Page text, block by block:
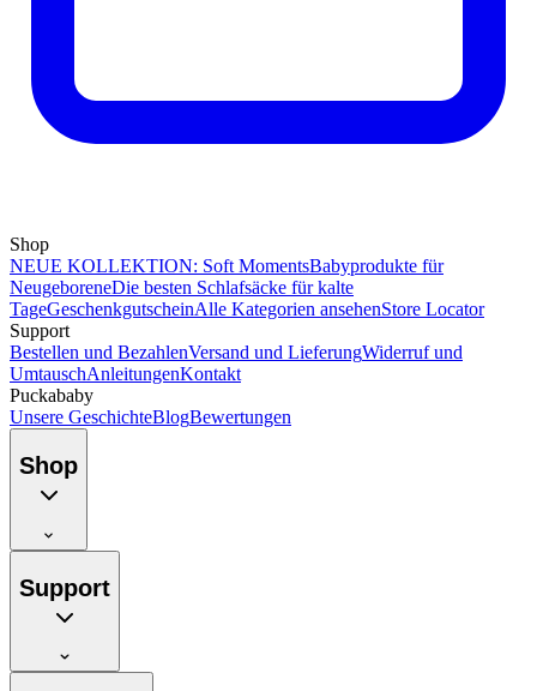
Shop
NEUE KOLLEKTION: Soft MomentsBabyprodukte für
NeugeboreneDie besten Schlafsäcke für kalte
TageGeschenkgutscheinAlle Kategorien ansehenStore Locator
Support
Bestellen und BezahlenVersand und LieferungWiderruf und
UmtauschAnleitungenKontakt
Puckababy
Unsere GeschichteBlogBewertungen
Shop
Support